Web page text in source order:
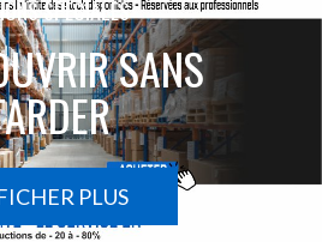
SPÉCIALES
SANS
PLUS